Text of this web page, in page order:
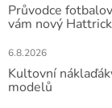
Průvodce
vám nový
6.8.2026
Kultovní
modelů